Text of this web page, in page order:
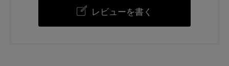
レビューを書く